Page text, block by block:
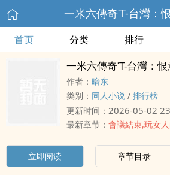
一米六傳奇˙T-台灣：
首页 分类 排行
一米六傳奇˙T-台灣：
作者： 暗东
类别： 同人小说 / 排行榜
更新时间： 2026-05-02
最新章节： 會議結束,玩女人
立即阅读 章节目录